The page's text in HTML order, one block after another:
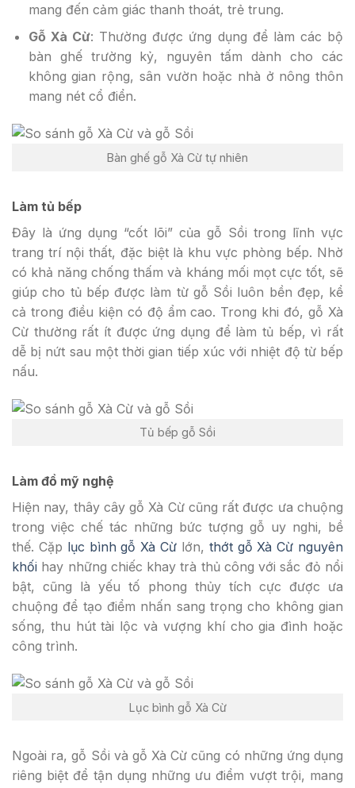
mang đến cảm giác thanh thoát, trẻ trung.
Gỗ Xà Cừ: Thường được ứng dụng để làm các bộ
bàn ghế trường kỷ, nguyên tấm dành cho các
không gian rộng, sân vườn hoặc nhà ở nông thôn
mang nét cổ điển.
Bàn ghế gỗ Xà Cừ tự nhiên
Làm tủ bếp
Đây là ứng dụng “cốt lõi” của gỗ Sồi trong lĩnh vực
trang trí nội thất, đặc biệt là khu vực phòng bếp. Nhờ
có khả năng chống thấm và kháng mối mọt cực tốt, sẽ
giúp cho tủ bếp được làm từ gỗ Sồi luôn bền đẹp, kể
cả trong điều kiện có độ ẩm cao. Trong khi đó, gỗ Xà
Cừ thường rất ít được ứng dụng để làm tủ bếp, vì rất
dễ bị nứt sau một thời gian tiếp xúc với nhiệt độ từ bếp
nấu.
Tủ bếp gỗ Sồi
Làm đồ mỹ nghệ
Hiện nay, thây cây gỗ Xà Cừ cũng rất được ưa chuộng
trong việc chế tác những bức tượng gỗ uy nghi, bề
thế. Cặp lục bình gỗ Xà Cừ lớn, thớt gỗ Xà Cừ nguyên
khối hay những chiếc khay trà thủ công với sắc đỏ nổi
bật, cũng là yếu tố phong thủy tích cực được ưa
chuộng để tạo điểm nhấn sang trọng cho không gian
sống, thu hút tài lộc và vượng khí cho gia đình hoặc
công trình.
Lục bình gỗ Xà Cừ
Ngoài ra, gỗ Sồi và gỗ Xà Cừ cũng có những ứng dụng
riêng biệt để tận dụng những ưu điểm vượt trội, mang